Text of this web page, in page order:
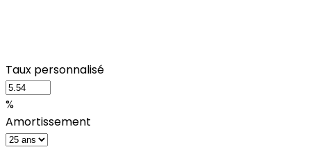
Taux personnalisé
%
Amortissement